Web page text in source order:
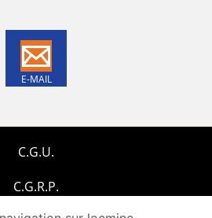
E-MAIL
C.G.U.
C.G.R.P.